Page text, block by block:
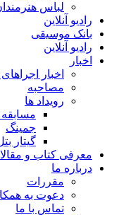
لباس
رادیو آنلاین
بانک موسیقی
رادیو آنلاین
اخبار
اخبار
مصاحبه
رویداد ها
مسابقه
جمینگ
گیتار
معرفی کتاب و
درباره ما
مقررات
دعوت به
تماس با ما